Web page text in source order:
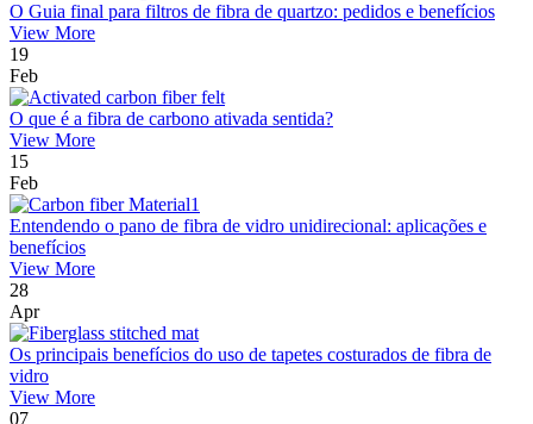
O Guia final para filtros de fibra de quartzo: pedidos e benefícios
View More
19
Feb
O que é a fibra de carbono ativada sentida?
View More
15
Feb
Entendendo o pano de fibra de vidro unidirecional: aplicações e
benefícios
View More
28
Apr
Os principais benefícios do uso de tapetes costurados de fibra de
vidro
View More
07